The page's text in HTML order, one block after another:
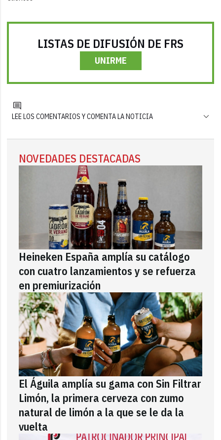
LISTAS DE DIFUSIÓN DE FRS
UNIRME
LEE LOS COMENTARIOS Y COMENTA LA NOTICIA
NOVEDADES DESTACADAS
Heineken España amplía su catálogo
con cuatro lanzamientos y se refuerza
en premiurización
El Águila amplía su gama con Sin Filtrar
Limón, la primera cerveza con zumo
natural de limón a la que se le da la
vuelta